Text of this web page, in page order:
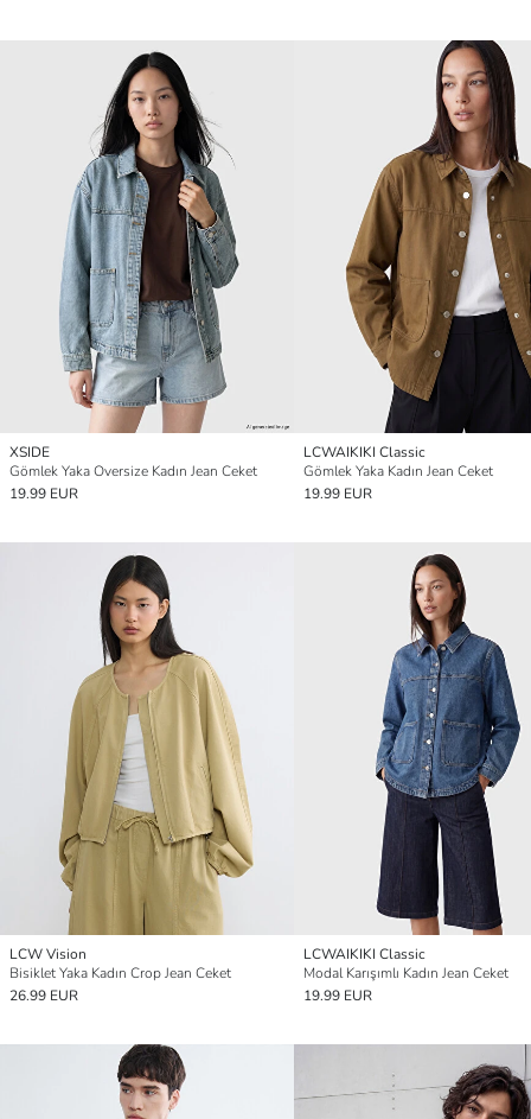
XSIDE
Gömlek Yaka Oversize Kadın Jean Ceket
19.99 EUR
LCWAIKIKI Classic
Gömlek Yaka Kadın Jean Ceket
19.99 EUR
LCW Vision
Bisiklet Yaka Kadın Crop Jean Ceket
26.99 EUR
LCWAIKIKI Classic
Modal Karışımlı Kadın Jean Ceket
19.99 EUR